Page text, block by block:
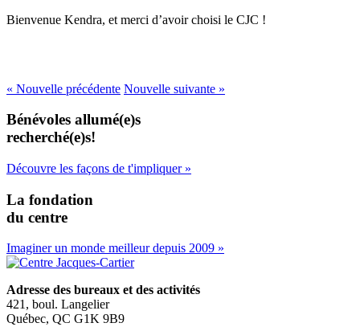
Bienvenue Kendra, et merci d’avoir choisi le CJC !
« Nouvelle précédente Nouvelle suivante »
Bénévoles allumé(e)s
recherché(e)s!
Découvre les façons de t'impliquer »
La fondation
du centre
Imaginer un monde meilleur depuis 2009 »
Adresse des bureaux et des activités
421, boul. Langelier
Québec, QC G1K 9B9